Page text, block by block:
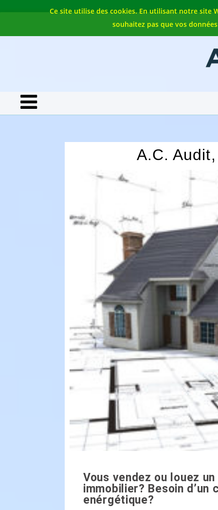
Ce site utilise des cookies. En utilisant notre site
souhaitez pas que vos
A.C.
Vous vendez ou louez un
immobilier? Besoin
enérgétique?